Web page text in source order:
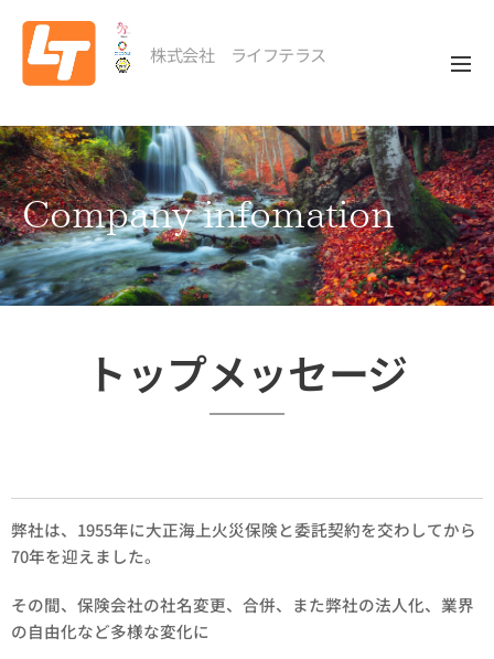
株式会社 ライフテラス
Company infomation
トップメッセージ
弊社は、1955年に大正海上火災保険と委託契約を交わしてから
70年を迎えました。
その間、保険会社の社名変更、合併、また弊社の法人化、業界
の自由化など多様な変化に